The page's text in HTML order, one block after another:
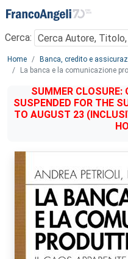
Menu
Cerca:
Main content
Home
Banca, credito e
La banca e la comunicazione
SUMMER CLOSURE:
SUSPENDED FOR THE
TO AUGUST 23